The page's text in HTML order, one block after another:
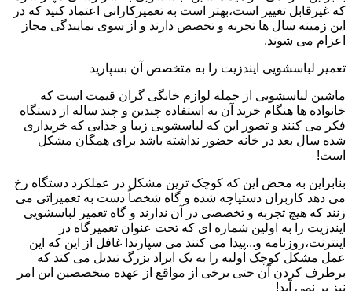
که غیرقابل تغییر است،بهتر است به تعمیرکارانی اعتماد کنید که در
این زمینه سال ها تجربه و تخصص دارند و از سوی نمایندگی مجاز
اعزام می شوند.
تعمیر لباسشویی ایندزیت را به متخصص آن بسپارید
ماشین لباسشویی از جمله لوازم خانگی گران قیمت است که
خانواده ها هنگام خرید آن به استفاده چندین و چند ساله از دستگاه
فکر می کنند و تصور این که لباسشویی زیبا و جذابی که خریداری
شده سال بعد در خانه حضور نداشته باشد برای همگان مشکل
است!
بنابراین به محض این که کوچک ترین مشکل در عملکرد دستگاه رخ
می دهد کاربران دستپاچه شده و گاه شخصاً دست به تعمیراتی می
زنند که هیچ تجربه و تخصصی در آن ندارند و گاه تعمیر لباسشویی
ایندزیت را به اولین شماره ای که تحت عنوان تعمیرگاه در
اینترنت،روزنامه و...پیدا می کنند می سپارند! غافل از این که این
عمل مشکل کوچک اولیه را به یک ایراد بزرگ تبدیل می کند که
برطرف کردن آن حتی برخی از مواقع از عهده متخصصین این امر
نیز بر نمی آید!